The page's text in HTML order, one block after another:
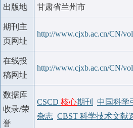
出版地 甘肃省兰州市
期刊主
页网址
http://www.cjxb.ac.cn/CN/
在线投
稿网址
http://www.cjxb.ac.cn/CN/
数据库
收录/荣
誉
CSCD 核心期刊 中国科学
杂志 CBST 科学技术文献